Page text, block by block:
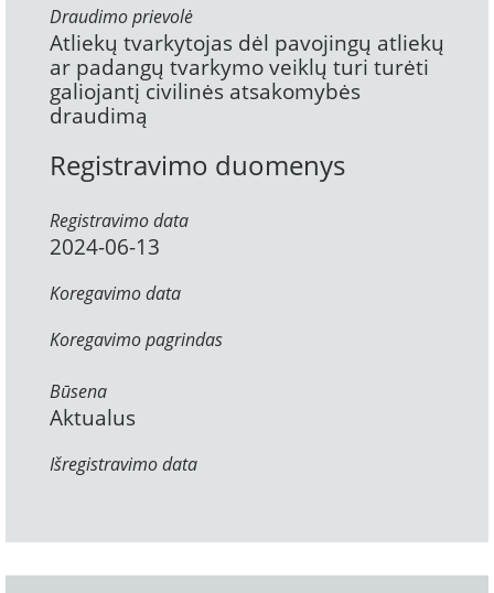
Draudimo prievolė
Atliekų tvarkytojas dėl pavojingų atliekų
ar padangų tvarkymo veiklų turi turėti
galiojantį civilinės atsakomybės
draudimą
Registravimo duomenys
Registravimo data
2024-06-13
Koregavimo data
Koregavimo pagrindas
Būsena
Aktualus
Išregistravimo data